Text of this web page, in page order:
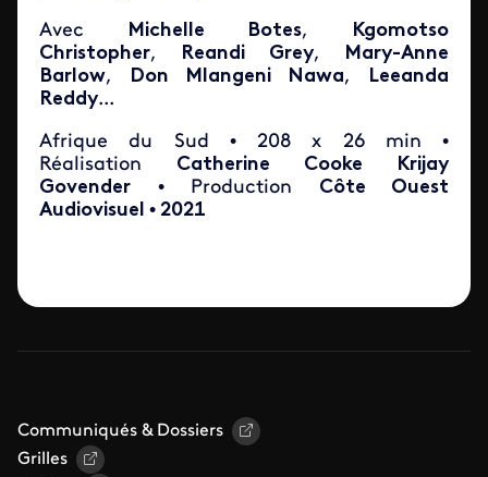
Avec Michelle Botes,
Kgomotso
Christopher, Reandi Grey,
Mary-Anne
Barlow, Don Mlangeni Nawa,
Leeanda
Reddy...
Afrique du Sud • 208 x 26 min •
Réalisation Catherine Cooke Krijay
Govender • Production Côte Ouest
Audiovisuel • 2021
Communiqués & Dossiers
Grilles